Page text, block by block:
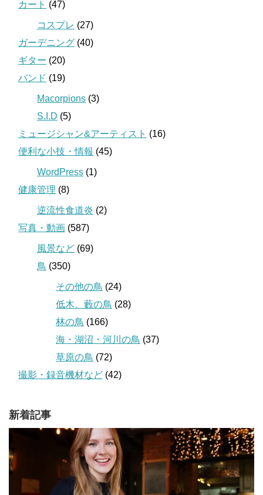
カート (47)
コスプレ (27)
ガーデニング (40)
ギター (20)
バンド (19)
Macorpions (3)
S.I.D (5)
ミュージシャン&アーティスト (16)
便利な小技・情報 (45)
WordPress (1)
健康管理 (8)
逆流性食道炎 (2)
写真・動画 (587)
風景など (69)
鳥 (350)
その他の鳥 (24)
低木、藪の鳥 (28)
林の鳥 (166)
海・湖沼・河川の鳥 (37)
草原の鳥 (72)
撮影・録音機材など (42)
新着記事